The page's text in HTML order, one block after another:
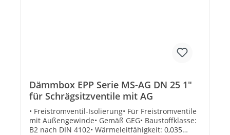
Dämmbox EPP Serie MS-AG DN 25 1"
für Schrägsitzventile mit AG
• Freistromventil-Isolierung• Für Freistromventile
mit Außengewinde• Gemäß GEG• Baustoffklasse:
B2 nach DIN 4102• Wärmeleitfähigkeit: 0,035